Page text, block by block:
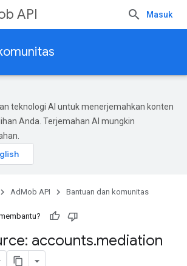
API Masuk
teknologi AI untuk menerjemahkan konten
Anda. Terjemahan AI mungkin
AdMob API Bantuan dan komunitas
accounts.mediation